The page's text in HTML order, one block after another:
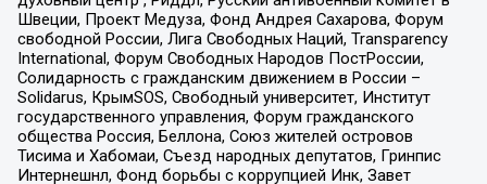
Швеции, Проект Медуза, Фонд Андрея Сахарова, Форум
свободной России, Лига Свободных Наций, Transparеncy
International, Форум Свободных Народов ПостРоссии,
Солидарность с гражданским движением в России –
Solidarus, КрымSOS, Свободный университет, Институт
государственного управления, Форум гражданского
общества Россия, Беллона, Союз жителей островов
Тисима и Хабомаи, Съезд народных депутатов, Гринпис
Интернешнл, Фонд борьбы с коррупцией Инк, Завет